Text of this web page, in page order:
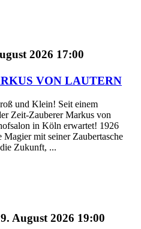
2026 17:00
VON LAUTERN
und Klein! Seit einem
Zeit-Zauberer Markus von
in Köln erwartet! 1926
Magier mit seiner Zaubertasche
Zukunft, ...
August 2026 19:00